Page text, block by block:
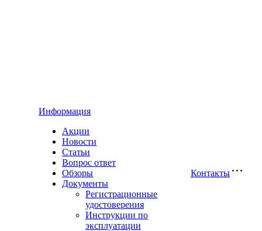
Информация
Акции
Новости
Статьи
Вопрос ответ
Обзоры
Документы
Регистрационные
удостоверения
Инструкции по
эксплуатации
Контакты